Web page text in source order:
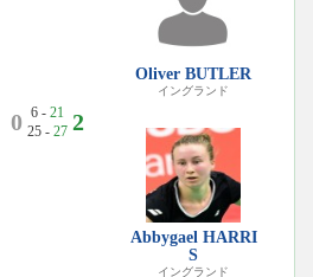
0 6 - 21
25 - 27 2
Oliver BUTLER
イングランド
Abbygael HARRI
S
イングランド